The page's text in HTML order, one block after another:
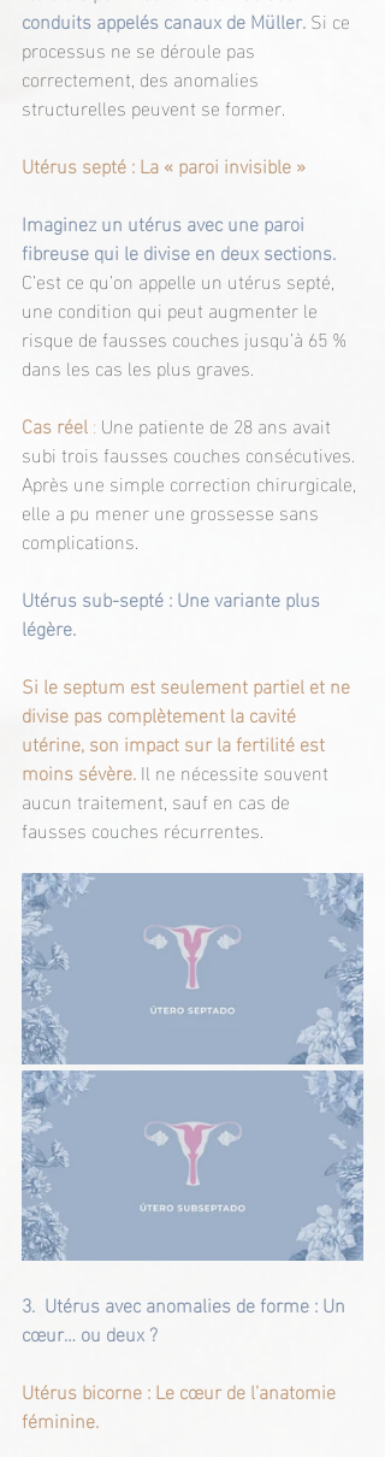
conduits appelés canaux de Müller. Si ce
processus ne se déroule pas
correctement, des anomalies
structurelles peuvent se former.
Utérus septé : La « paroi invisible »
Imaginez un utérus avec une paroi
fibreuse qui le divise en deux sections.
C’est ce qu’on appelle un utérus septé,
une condition qui peut augmenter le
risque de fausses couches jusqu’à 65 %
dans les cas les plus graves.
Cas réel : Une patiente de 28 ans avait
subi trois fausses couches consécutives.
Après une simple correction chirurgicale,
elle a pu mener une grossesse sans
complications.
Utérus sub-septé : Une variante plus
légère.
Si le septum est seulement partiel et ne
divise pas complètement la cavité
utérine, son impact sur la fertilité est
moins sévère. Il ne nécessite souvent
aucun traitement, sauf en cas de
fausses couches récurrentes.
3. Utérus avec anomalies de forme : Un
cœur… ou deux ?
Utérus bicorne : Le cœur de l’anatomie
féminine.